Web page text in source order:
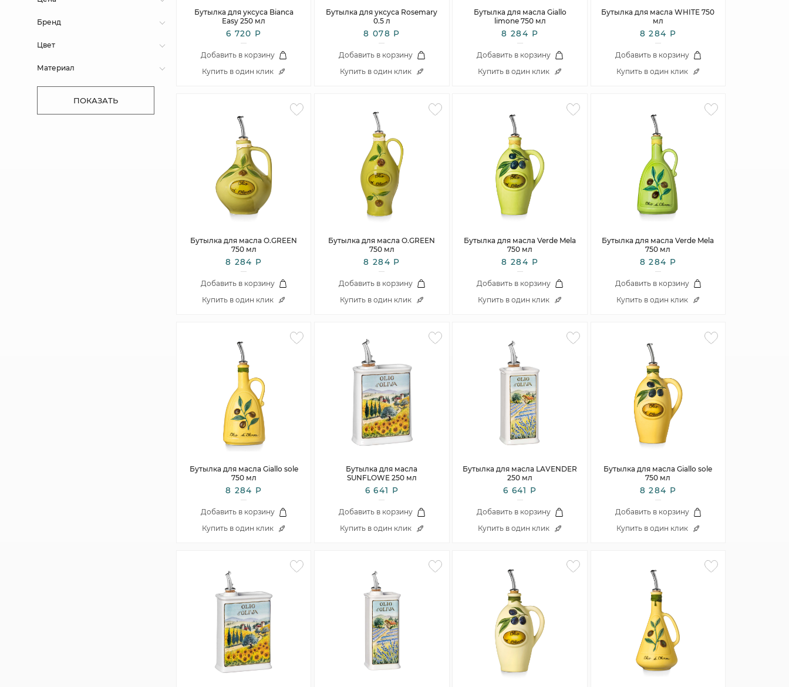
Бренд
Цвет
Материал
ПОКАЗАТЬ
Бутылка для уксуса Bianca
Easy 250 мл
6 720 Р
Добавить в корзину
Купить в один клик
Бутылка для уксуса Rosemary
0.5 л
8 078 Р
Добавить в корзину
Купить в один клик
Бутылка для масла Giallo
limone 750 мл
8 284 Р
Добавить в корзину
Купить в один клик
Бутылка для масла WHITE 750
мл
8 284 Р
Добавить в корзину
Купить в один клик
Бутылка для масла O.GREEN
750 мл
8 284 Р
Добавить в корзину
Купить в один клик
Бутылка для масла O.GREEN
750 мл
8 284 Р
Добавить в корзину
Купить в один клик
Бутылка для масла Verde Mela
750 мл
8 284 Р
Добавить в корзину
Купить в один клик
Бутылка для масла Verde Mela
750 мл
8 284 Р
Добавить в корзину
Купить в один клик
Бутылка для масла Giallo sole
750 мл
8 284 Р
Добавить в корзину
Купить в один клик
Бутылка для масла
SUNFLOWE 250 мл
6 641 Р
Добавить в корзину
Купить в один клик
Бутылка для масла LAVENDER
250 мл
6 641 Р
Добавить в корзину
Купить в один клик
Бутылка для масла Giallo sole
750 мл
8 284 Р
Добавить в корзину
Купить в один клик